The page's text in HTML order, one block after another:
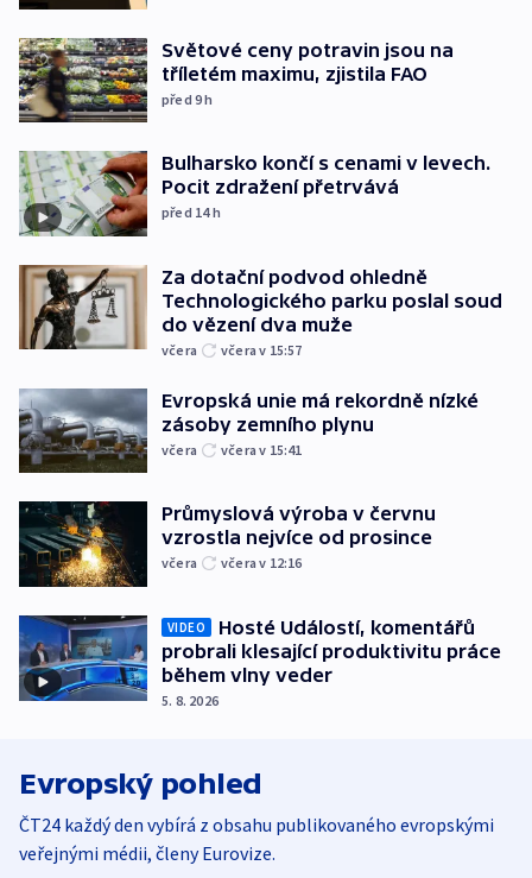
Světové ceny potravin jsou na
tříletém maximu, zjistila FAO
před 9h
Bulharsko končí s cenami v levech.
Pocit zdražení přetrvává
před 14h
Za dotační podvod ohledně
Technologického parku poslal soud
do vězení dva muže
včera včera v 15:57
Evropská unie má rekordně nízké
zásoby zemního plynu
včera včera v 15:41
Průmyslová výroba v červnu
vzrostla nejvíce od prosince
včera včera v 12:16
VIDEO
Hosté Událostí, komentářů
probrali klesající produktivitu práce
během vlny veder
5. 8. 2026
Evropský pohled
ČT24 každý den vybírá z obsahu publikovaného evropskými
veřejnými médii, členy Eurovize.